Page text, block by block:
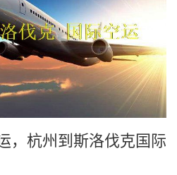
，杭州到斯洛伐克国际